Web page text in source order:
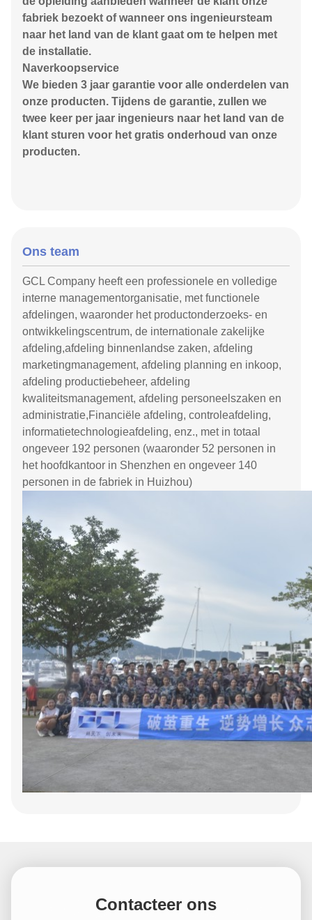
fabriek bezoekt of wanneer ons ingenieursteam
naar het land van de klant gaat om te helpen met
de installatie.
Naverkoopservice
We bieden 3 jaar garantie voor alle onderdelen van
onze producten. Tijdens de garantie, zullen we
twee keer per jaar ingenieurs naar het land van de
klant sturen voor het gratis onderhoud van onze
producten.
Ons team
GCL Company heeft een professionele en volledige
interne managementorganisatie, met functionele
afdelingen, waaronder het productonderzoeks- en
ontwikkelingscentrum, de internationale zakelijke
afdeling,afdeling binnenlandse zaken, afdeling
marketingmanagement, afdeling planning en inkoop,
afdeling productiebeheer, afdeling
kwaliteitsmanagement, afdeling personeelszaken en
administratie,Financiële afdeling, controleafdeling,
informatietechnologieafdeling, enz., met in totaal
ongeveer 192 personen (waaronder 52 personen in
het hoofdkantoor in Shenzhen en ongeveer 140
personen in de fabriek in Huizhou)
Contacteer ons